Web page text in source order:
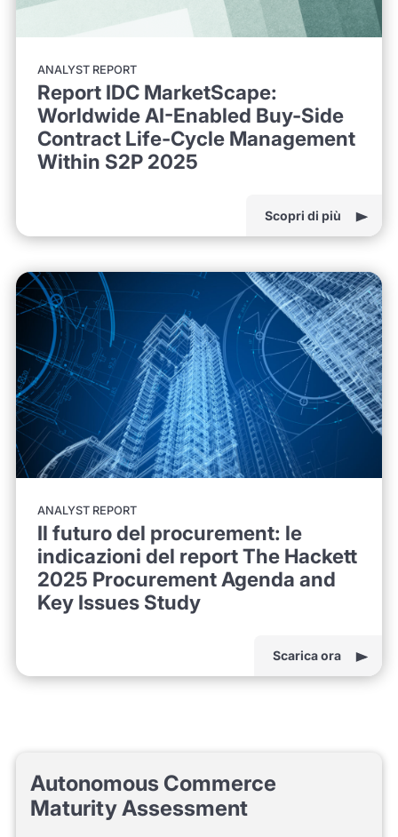
ANALYST REPORT
Report IDC MarketScape:
Worldwide AI-Enabled Buy-Side
Contract Life-Cycle Management
Within S2P 2025
Scopri di più
ANALYST REPORT
Il futuro del procurement: le
indicazioni del report The Hackett
2025 Procurement Agenda and
Key Issues Study
Scarica ora
Autonomous Commerce
Maturity Assessment